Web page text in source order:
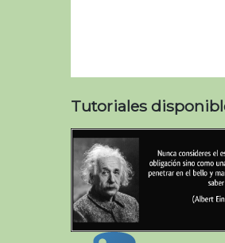
Tutoriales